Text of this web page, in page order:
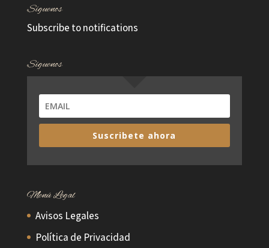
Síguenos
Subscribe to notifications
Síguenos
Suscribete ahora
Menú Legal
Avisos Legales
Política de Privacidad